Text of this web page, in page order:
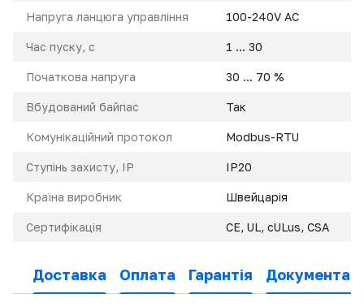
Напруга ланцюга управління 100-240V AC
Час пуску, с 1 ... 30
Початкова напруга 30 ... 70 %
Вбудований байпас Так
Комунікаційний протокол Modbus-RTU
Ступінь захисту, IP IP20
Країна виробник Швейцарія
Сертифікація CE, UL, cULus, CSA
Доставка Оплата Гарантія